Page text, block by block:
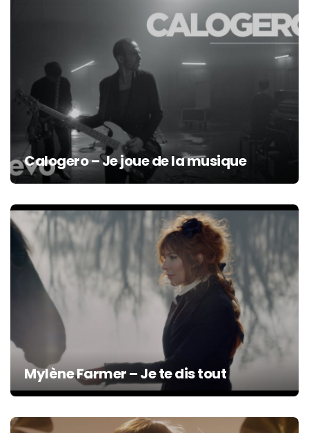
Calogero – Je joue de la musique
Mylène Farmer – Je te dis tout